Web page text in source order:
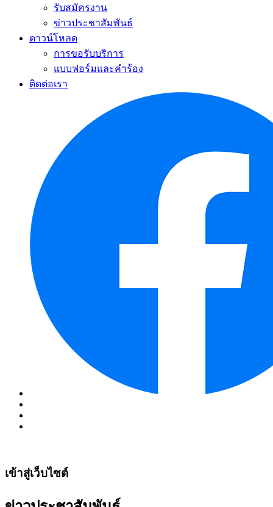
รับสมัครงาน
ข่าวประชาสัมพันธ์
ดาวน์โหลด
การขอรับบริการ
แบบฟอร์มและคำร้อง
ติดต่อเรา
เข้าสู่เว็บไซต์